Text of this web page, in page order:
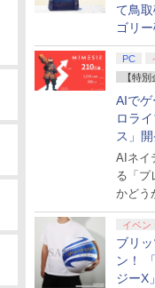
て鳥
ゴリ
てみた
PC
【特別
AIで
ロラ
ス」
る“AI
演レ
AIネイ
る「プ
かどう
イベン
ブリ
ン！
ジーX